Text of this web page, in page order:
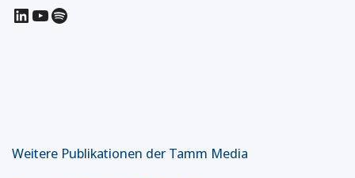
LinkedIn
YouTube
Spotify
Weitere Publikationen der Tamm Media